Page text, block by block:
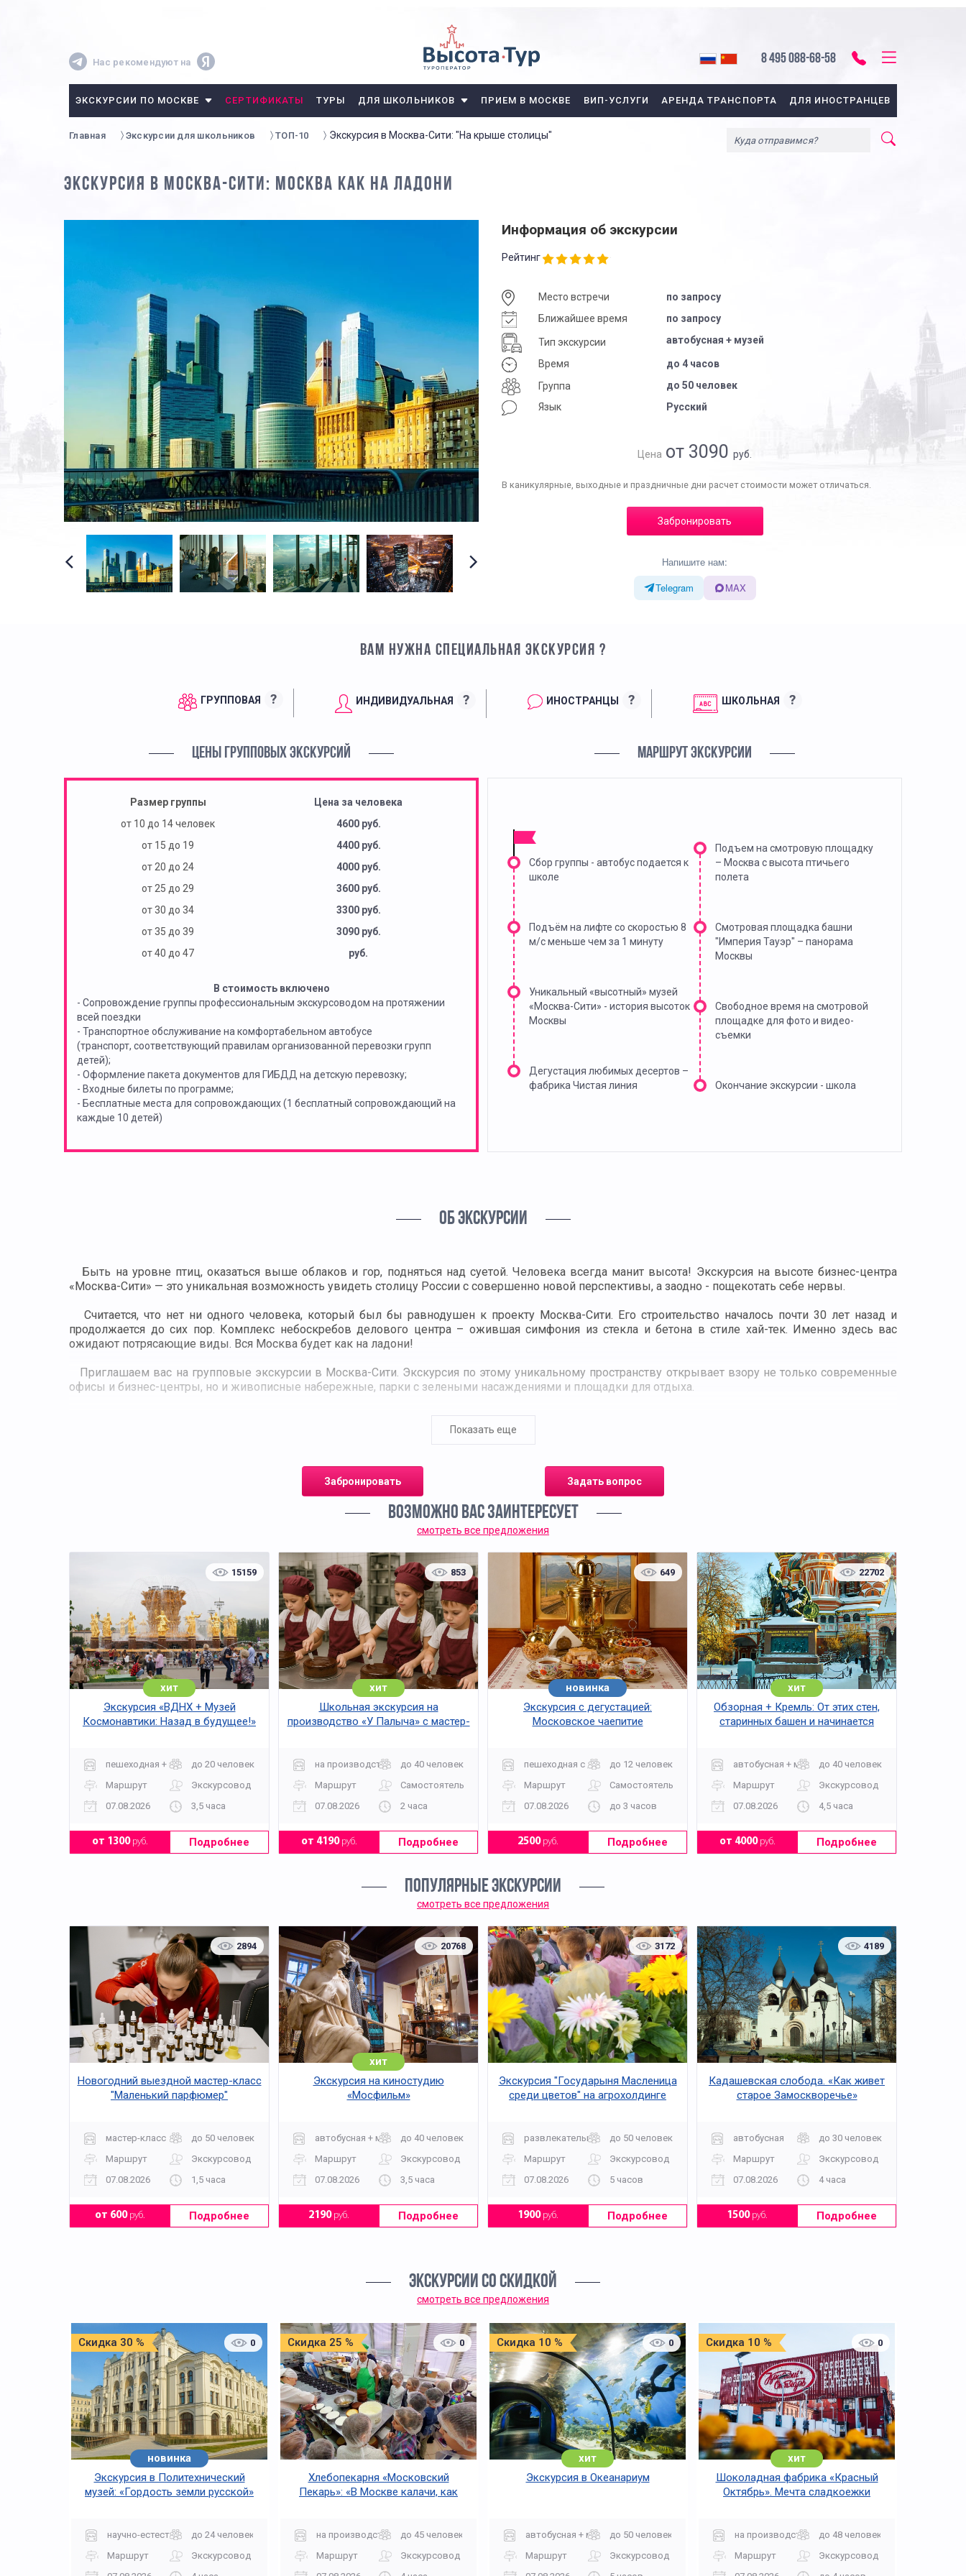
Нас рекомендуют на 8 495 088-68-58
ЭКСКУРСИИ ПО МОСКВЕ СЕРТИФИКАТЫ ТУРЫ ДЛЯ ШКОЛЬНИКОВ ПРИЕМ В МОСКВЕ ВИП-УСЛУГИ АРЕНДА ТРАНСПОРТА ДЛЯ ИНОСТРАНЦЕВ
Главная Экскурсии для школьников ТОП-10 Экскурсия в Москва-Сити: "На крыше столицы"
ЭКСКУРСИЯ В МОСКВА-СИТИ: МОСКВА КАК НА ЛАДОНИ
Информация об экскурсии
Рейтинг
Место встречи
по запросу
Ближайшее время
по запросу
Тип экскурсии автобусная + музей
Время
до 4 часов
Группа
до 50 человек
Язык
Русский
Цена от 3090 руб.
В каникулярные, выходные и праздничные дни расчет стоимости может отличаться.
Забронировать
Напишите нам:
Telegram
MAX
ВАМ НУЖНА СПЕЦИАЛЬНАЯ ЭКСКУРСИЯ ?
ГРУППОВАЯ ? ИНДИВИДУАЛЬНАЯ ? ИНОСТРАНЦЫ ? ШКОЛЬНАЯ ?
ЦЕНЫ ГРУППОВЫХ ЭКСКУРСИЙ
Размер группы
Цена за человека
от 10 до 14 человек
4600 руб.
от 15 до 19
4400 руб.
от 20 до 24
4000 руб.
от 25 до 29
3600 руб.
от 30 до 34
3300 руб.
от 35 до 39
3090 руб.
от 40 до 47
руб.
В стоимость включено
- Сопровождение группы профессиональным экскурсоводом на протяжении
всей поездки
- Транспортное обслуживание на комфортабельном автобусе
(транспорт, соответствующий правилам организованной перевозки групп
детей);
- Оформление пакета документов для ГИБДД на детскую перевозку;
- Входные билеты по программе;
- Бесплатные места для сопровождающих (1 бесплатный сопровождающий на
каждые 10 детей)
МАРШРУТ ЭКСКУРСИИ
Сбор группы - автобус подается к
школе
Подъём на лифте со скоростью 8
м/с меньше чем за 1 минуту
Уникальный «высотный» музей
«Москва-Сити» - история высоток
Москвы
Дегустация любимых десертов –
фабрика Чистая линия
Подъем на смотровую площадку
– Москва с высота птичьего
полета
Cмотровая площадка башни
"Империя Тауэр" – панорама
Москвы
Cвободное время на смотровой
площадке для фото и видео-
съемки
Окончание экскурсии - школа
ОБ ЭКСКУРСИИ
Быть на уровне птиц, оказаться выше облаков и гор, подняться над суетой. Человека всегда манит высота! Экскурсия на высоте бизнес-центра
«Москва-Сити» — это уникальная возможность увидеть столицу России с совершенно новой перспективы, а заодно - пощекотать себе нервы.
Считается, что нет ни одного человека, который был бы равнодушен к проекту Москва-Сити. Его строительство началось почти 30 лет назад и
продолжается до сих пор. Комплекс небоскребов делового центра – ожившая симфония из стекла и бетона в стиле хай-тек. Именно здесь вас
ожидают потрясающие виды. Вся Москва будет как на ладони!
Приглашаем вас на групповые экскурсии в Москва-Сити. Экскурсия по этому уникальному пространству открывает взору не только современные
офисы и бизнес-центры, но и живописные набережные, парки с зелеными насаждениями и площадки для отдыха.
«Империя», также вы посетите Panaroma360, которая располагается на 89-м этаже башни «Федерация-Восток» на высоте 327 метров. Это
центра, переливающегося в вечернем освещении.
Также самостоятельно можно посетить музей фабрики мороженого и шоколада «Чистая линия», где вы сможете увидеть процесс приготовления
любимых десертов и полакомиться ими. Кроме приятных ощущений и классных фотографий вы получите массу удовольствия и впечатлений!
Показать еще
Забронировать Задать вопрос
ВОЗМОЖНО ВАС ЗАИНТЕРЕСУЕТ
смотреть все предложения
15159
хит
Экскурсия «ВДНХ + Музей
Космонавтики: Назад в будущее!»
пешеходная + музейдо 20 человек
Маршрут
Экскурсовод
07.08.2026
3,5 часа
от 1300руб. Подробнее
853
хит
Школьная экскурсия на
производство «У Палыча» с мастер-
на производство
до 40 человек
Маршрут
Самостоятельно
07.08.2026
2 часа
от 4190руб. Подробнее
649
хит
новинка
Экскурсия с дегустацией:
Московское чаепитие
пешеходная с дегустациейдо 12 человек
Маршрут
Самостоятельно
07.08.2026
до 3 часов
2500руб. Подробнее
22702
хит
Обзорная + Кремль: От этих стен,
старинных башен и начинается
автобусная + музей до 40 человек
Маршрут
Экскурсовод
07.08.2026
4,5 часа
от 4000руб. Подробнее
ПОПУЛЯРНЫЕ ЭКСКУРСИИ
смотреть все предложения
2894
Новогодний выездной мастер-класс
"Маленький парфюмер"
мастер-класс
до 50 человек
Маршрут
Экскурсовод
07.08.2026
1,5 часа
от 600руб. Подробнее
20768
хит
Экскурсия на киностудию
«Мосфильм»
автобусная + музей до 40 человек
Маршрут
Экскурсовод
07.08.2026
3,5 часа
2190руб. Подробнее
3172
Экскурсия "Государыня Масленица
среди цветов" на агрохолдинге
развлекательная
до 50 человек
Маршрут
Экскурсовод
07.08.2026
5 часов
1900руб. Подробнее
4189
Кадашевская слобода. «Как живет
старое Замоскворечье»
автобусная
до 30 человек
Маршрут
Экскурсовод
07.08.2026
4 часа
1500руб. Подробнее
ЭКСКУРСИИ СО СКИДКОЙ
смотреть все предложения
Скидка 30 % 0
новинка
Экскурсия в Политехнический
музей: «Гордость земли русской»
научно-естественнаядо 24 человек
Маршрут
Экскурсовод
Скидка 25 % 0
Хлебопекарня «Московский
Пекарь»: «В Москве калачи, как
на производство
до 45 человек
Маршрут
Экскурсовод
Скидка 10 % 0
хит
Экскурсия в Океанариум
автобусная + музейдо 50 человек
Маршрут
Экскурсовод
Скидка 10 % 0
хит
Шоколадная фабрика «Красный
Октябрь». Мечта сладкоежки
на производство
до 48 человек
Маршрут
Экскурсовод